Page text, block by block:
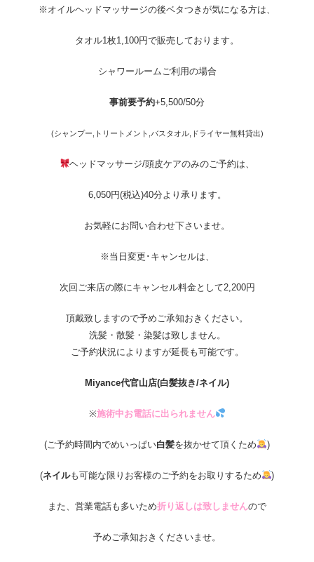
※オイルヘッドマッサージの後ベタつきが気になる方は、
タオル1枚1,100円で販売しております。
シャワールームご利用の場合
事前要予約+5,500/50分
(シャンプー,トリートメント,バスタオル,ドライヤー無料貸出)
ヘッドマッサージ/頭皮ケアのみのご予約は、
6,050円(税込)40分より承ります。
お気軽にお問い合わせ下さいませ。
※当日変更･キャンセルは、
次回ご来店の際にキャンセル料金として2,200円
頂戴致しますので予めご承知おきください。
洗髪・散髪・染髪は致しません。
ご予約状況によりますが延長も可能です。
Miyance代官山店(白髪抜き/ネイル)
※施術中お電話に出られません
(ご予約時間内でめいっぱい白髪を抜かせて頂くため )
(ネイルも可能な限りお客様のご予約をお取りするため )
また、営業電話も多いため折り返しは致しませんので
予めご承知おきくださいませ。